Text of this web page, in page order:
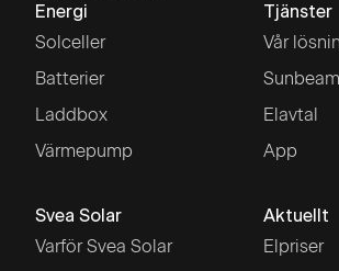
Energi
Solceller
Batterier
Laddbox
Värmepump
Tjänster
Vår
Sunbeam
Elavtal
App
Svea Solar
Varför Svea Solar
Aktuellt
Elpriser